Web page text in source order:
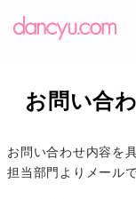
お問い合
お問い合わせ内容を
担当部門よりメール